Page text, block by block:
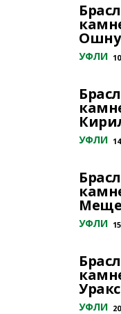
УФЛИ
УФЛИ
УФЛИ
УФЛИ